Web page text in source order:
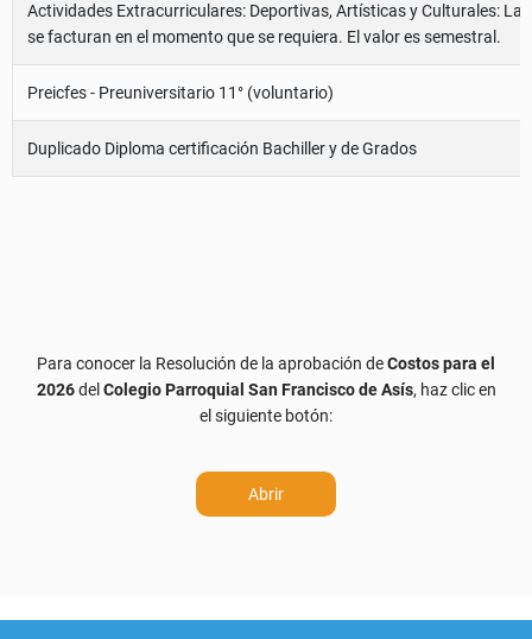
Actividades Extracurriculares: Deportivas, Artísticas y Culturales:
se facturan en el momento que se requiera. El valor es semestral.
Preicfes - Preuniversitario 11° (voluntario)
Duplicado Diploma certificación Bachiller y de Grados
Para conocer la Resolución de la aprobación deCostos para el
2026del Colegio Parroquial San Francisco de Asís, haz clic en
el siguiente botón:
Abrir